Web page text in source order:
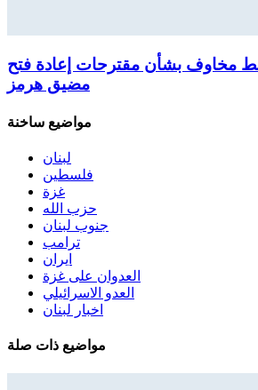
مخاوف بشأن مقترحات إعادة فتح
مضيق هرمز
مواضيع ساخنة
لبنان
فلسطين
غزة
حزب الله
جنوب لبنان
ترامب
ايران
العدوان على غزة
العدو الاسرائيلي
اخبار لبنان
مواضيع ذات صلة